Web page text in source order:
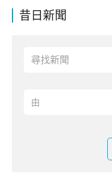
昔日新聞